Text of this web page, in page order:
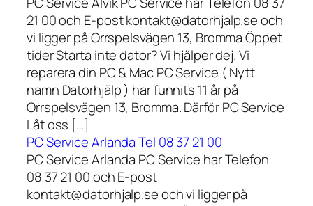
21 00 och E-post kontakt@datorhjalp.se och
vi ligger på Orrspelsvägen 13, Bromma Öppet
tider Starta inte dator? Vi hjälper dej. Vi
reparera din PC & Mac PC Service ( Nytt
namn Datorhjälp ) har funnits 11 år på
Orrspelsvägen 13, Bromma. Därför PC Service
Låt oss […]
PC Service Arlanda Tel 08 37 21 00
PC Service Arlanda PC Service har Telefon
08 37 21 00 och E-post
kontakt@datorhjalp.se och vi ligger på